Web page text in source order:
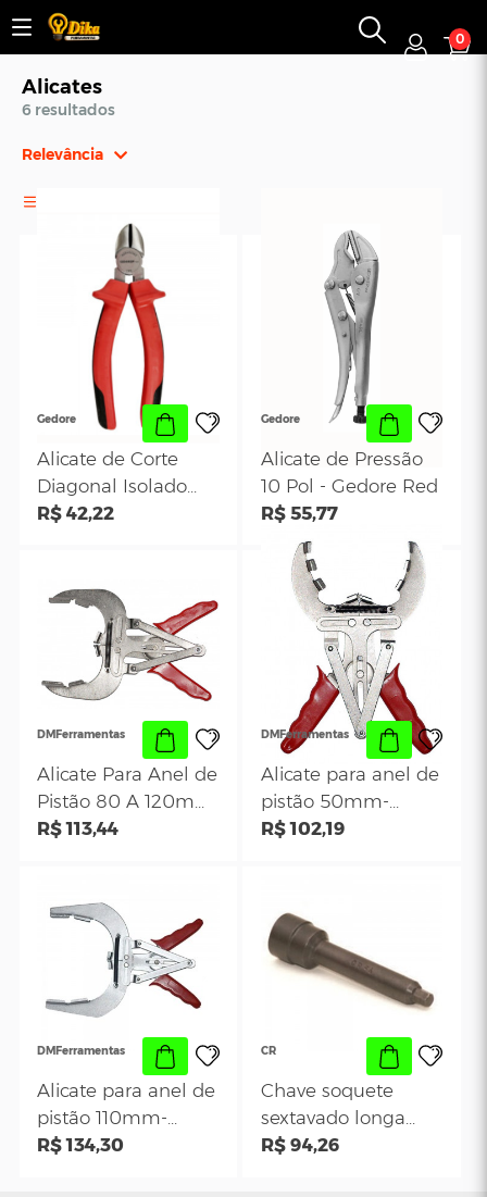
0
Alicates
6 resultados
Relevância
Menor Preço
Maior Preço
Ordem Alfabética
Gedore
6.1/2" Pol.
Profissional- Gedore
Red
R$ 42,22
Alicate de
10 Pol -
R$ 55,77
Alicate Para Anel de
Pistão 80 A 120mm
- DM 380
R$ 113,44
Alicate para
pistão 50mm-
100mm
R$ 102,19